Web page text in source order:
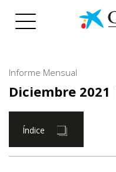
Informe Mensual
Diciembre 2021
Índice